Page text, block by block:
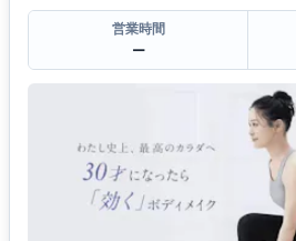
営業時間
ー